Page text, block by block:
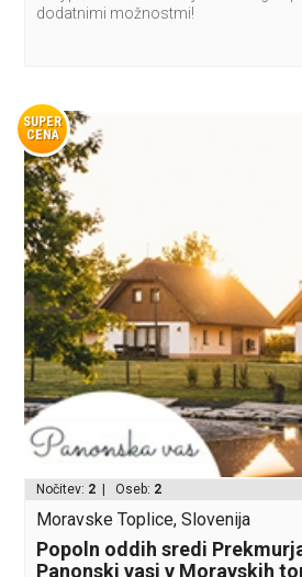
dodatnimi možnostmi!
SUPER
CENA
Nočitev: 2 | Oseb: 2
Moravske Toplice, Slovenija
Popoln oddih sredi
Panonski vasi v Moravskih